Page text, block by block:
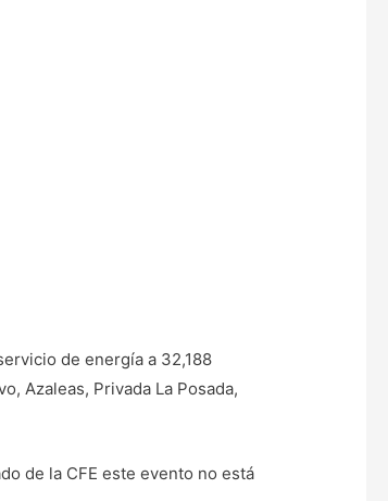
de energía a 32,188
Azaleas, Privada La Posada,
de la CFE este evento no está